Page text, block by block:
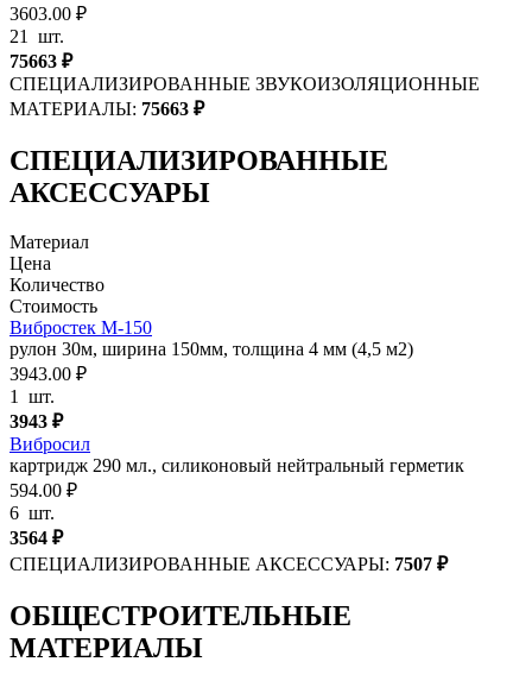
3603.00 ₽
21
шт.
75663 ₽
СПЕЦИАЛИЗИРОВАННЫЕ ЗВУКОИЗОЛЯЦИОННЫЕ
МАТЕРИАЛЫ: 75663 ₽
СПЕЦИАЛИЗИРОВАННЫЕ
АКСЕССУАРЫ
Материал
Цена
Количество
Стоимость
Вибростек М-150
рулон 30м, ширина 150мм, толщина 4 мм (4,5 м2)
3943.00 ₽
1 шт.
3943 ₽
Вибросил
картридж 290 мл., силиконовый нейтральный герметик
594.00 ₽
6 шт.
3564 ₽
СПЕЦИАЛИЗИРОВАННЫЕ АКСЕССУАРЫ: 7507 ₽
ОБЩЕСТРОИТЕЛЬНЫЕ
МАТЕРИАЛЫ